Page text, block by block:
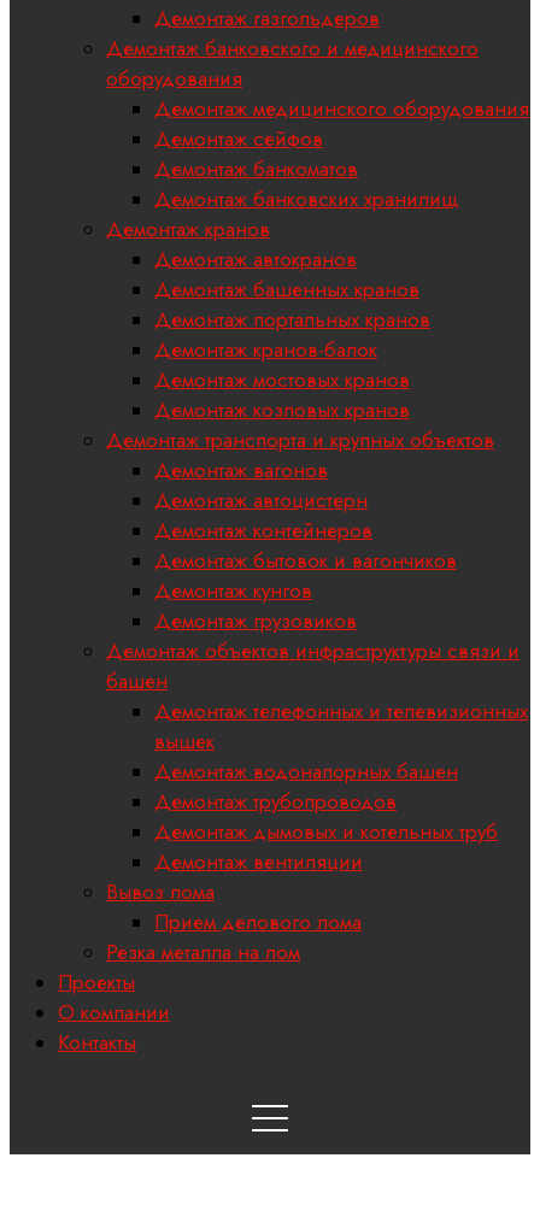
Демонтаж газгольдеров
Демонтаж банковского и медицинского
оборудования
Демонтаж медицинского оборудования
Демонтаж сейфов
Демонтаж банкоматов
Демонтаж банковских хранилищ
Демонтаж кранов
Демонтаж автокранов
Демонтаж башенных кранов
Демонтаж портальных кранов
Демонтаж кранов-балок
Демонтаж мостовых кранов
Демонтаж козловых кранов
Демонтаж транспорта и крупных объектов
Демонтаж вагонов
Демонтаж автоцистерн
Демонтаж контейнеров
Демонтаж бытовок и вагончиков
Демонтаж кунгов
Демонтаж грузовиков
Демонтаж объектов инфраструктуры связи и
башен
Демонтаж телефонных и телевизионных
вышек
Демонтаж водонапорных башен
Демонтаж трубопроводов
Демонтаж дымовых и котельных труб
Демонтаж вентиляции
Вывоз лома
Прием делового лома
Резка металла на лом
Проекты
О компании
Контакты